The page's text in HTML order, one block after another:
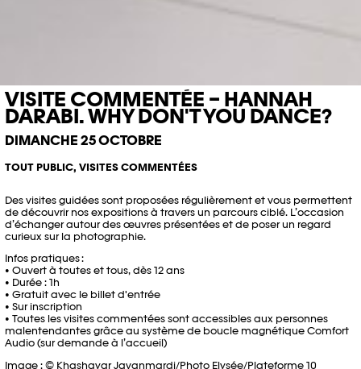
VISITE COMMENTÉE – HANNAH
DARABI. WHY DON'T YOU DANCE?
DIMANCHE 25 OCTOBRE
TOUT PUBLIC, VISITES COMMENTÉES
Des visites guidées sont proposées régulièrement et vous permettent
de découvrir nos expositions à travers un parcours ciblé. L’occasion
d’échanger autour des œuvres présentées et de poser un regard
curieux sur la photographie.
Infos pratiques :
• Ouvert à toutes et tous, dès 12 ans
• Durée : 1h
• Gratuit avec le billet d'entrée
• Sur inscription
• Toutes les visites commentées sont accessibles aux personnes
malentendantes grâce au système de boucle magnétique Comfort
Audio (sur demande à l’accueil)
Image : © Khashayar Javanmardi/Photo Elysée/Plateforme 10